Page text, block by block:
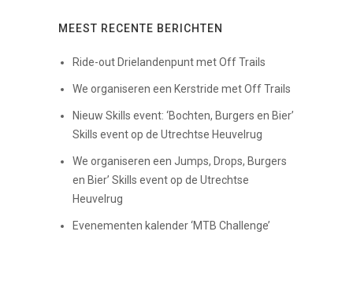
MEEST RECENTE BERICHTEN
Ride-out Drielandenpunt met Off Trails
We organiseren een Kerstride met Off Trails
Nieuw Skills event: ‘Bochten, Burgers en Bier’
Skills event op de Utrechtse Heuvelrug
We organiseren een Jumps, Drops, Burgers
en Bier’ Skills event op de Utrechtse
Heuvelrug
Evenementen kalender ‘MTB Challenge’